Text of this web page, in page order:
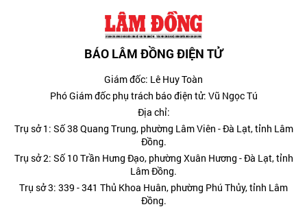
BÁO LÂM ĐỒNG ĐIỆN TỬ
Giám đốc: Lê Huy Toàn
Phó Giám đốc phụ trách báo điện tử: Vũ Ngọc Tú
Địa chỉ:
Trụ sở 1: Số 38 Quang Trung, phường Lâm Viên - Đà Lạt, tỉnh Lâm
Đồng.
Trụ sở 2: Số 10 Trần Hưng Đạo, phường Xuân Hương - Đà Lạt, tỉnh
Lâm Đồng.
Trụ sở 3: 339 - 341 Thủ Khoa Huân, phường Phú Thủy, tỉnh Lâm
Đồng.